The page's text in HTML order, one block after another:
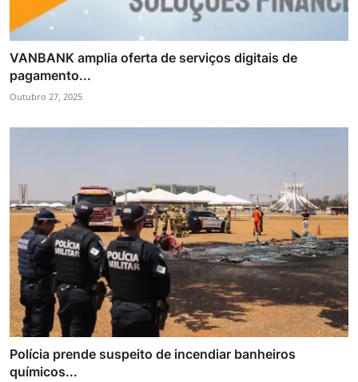
VANBANK amplia oferta de serviços digitais de
pagamento...
Outubro 27, 2025
Polícia prende suspeito de incendiar banheiros
químicos...